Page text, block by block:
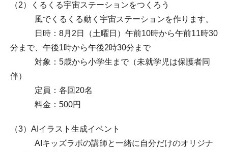
（2）くるくる宇宙ステーションをつくろう
風でくるくる動く宇宙ステーションを作ります。
日時：8月2日（土曜日）午前10時から午前11時30
分まで、午後1時から午後2時30分まで
対象：5歳から小学生まで（未就学児は保護者同
伴）
定員：各回20名
料金：500円
（3）AIイラスト生成イベント
AIキッズラボの講師と一緒に自分だけのオリジナ